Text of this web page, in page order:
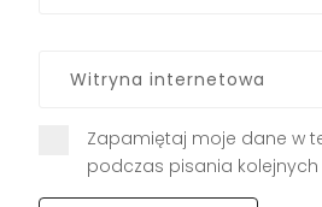
Zapamiętaj moje dane w
podczas pisania